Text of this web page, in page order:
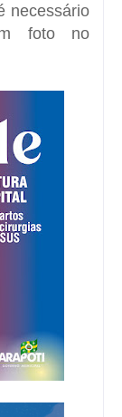
necessário
foto no